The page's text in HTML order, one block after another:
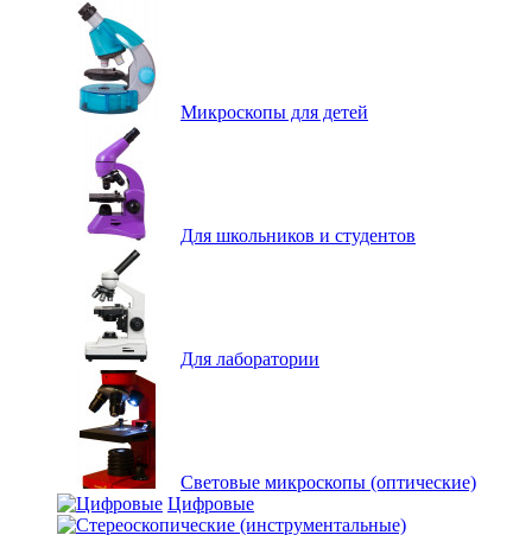
Микроскопы для детей
Для школьников и студентов
Для лаборатории
Световые микроскопы (оптические)
Цифровые